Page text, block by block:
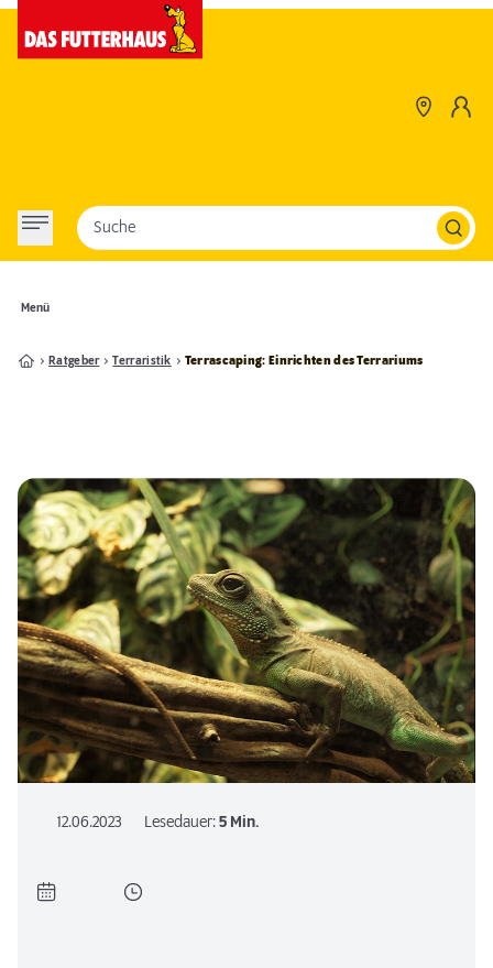
Menü
Suche
Ratgeber Terraristik Terrascaping: Einrichten des Terrariums
12.06.2023 Lesedauer:5 Min.